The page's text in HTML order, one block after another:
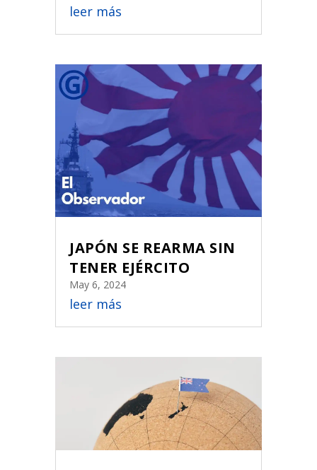
leer más
JAPÓN SE REARMA SIN
TENER EJÉRCITO
May 6, 2024
leer más